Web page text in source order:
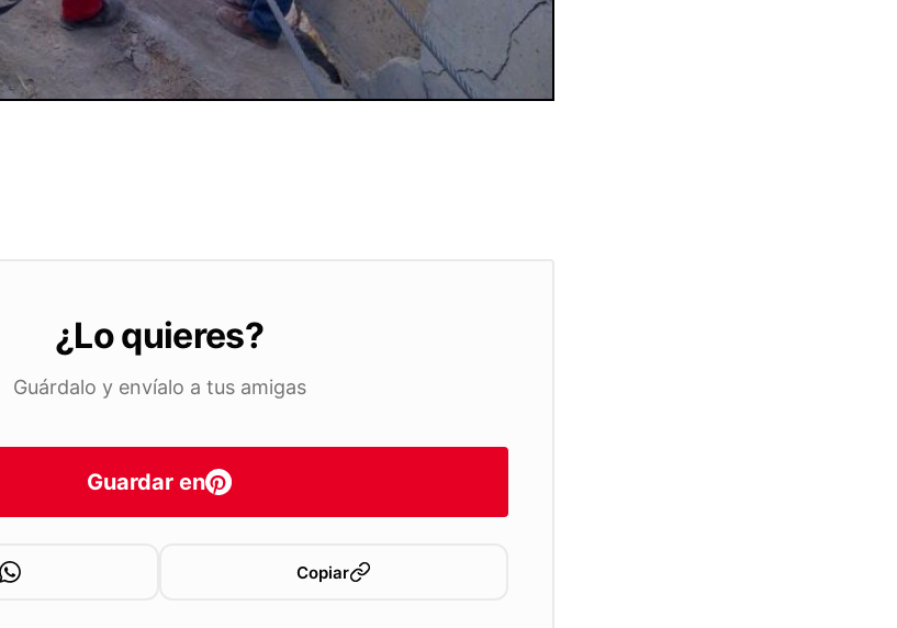
¿Lo quieres?
Guárdalo y envíalo a tus amigas
Guardar en
Copiar